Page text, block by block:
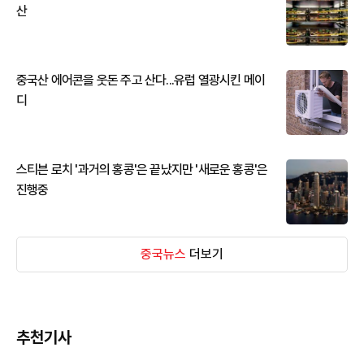
산
중국산 에어콘을 웃돈 주고 산다...유럽 열광시킨 메이
디
스티븐 로치 '과거의 홍콩'은 끝났지만 '새로운 홍콩'은
진행중
중국뉴스 더보기
추천기사